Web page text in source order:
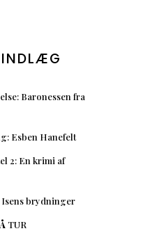
Baronessen fra
Esben Hanefelt
2: En krimi af
Isens brydninger
TUR